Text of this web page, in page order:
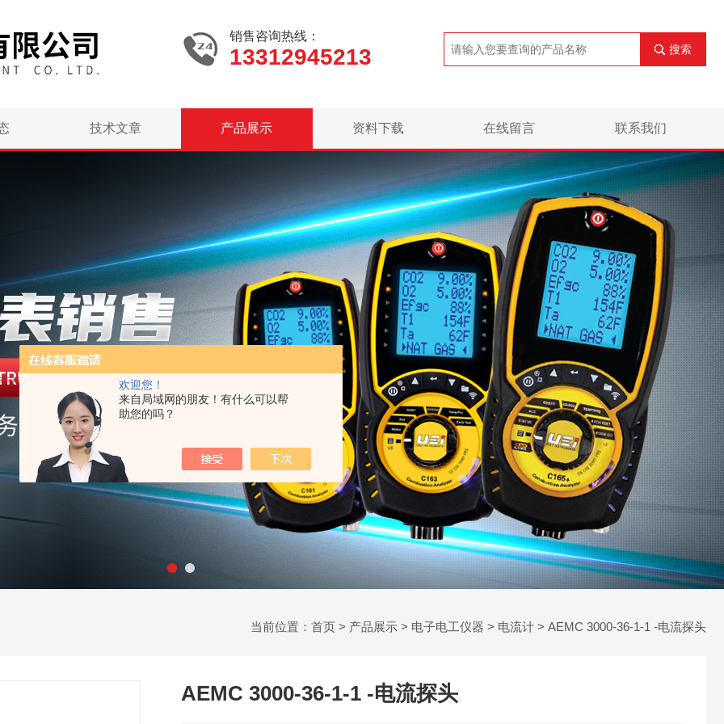
欢迎您！
来自局域网的朋友！有什么可以帮
助您的吗？
销售咨询热线：
13312945213 搜索
技术文章 产品展示 资料下载 在线留言 联系我们
当前位置： 首页 > 产品展示 > 电子电工仪器 > 电流计 > AEMC 3000-36-1-1 -电流探头
AEMC 3000-36-1-1 -电流探头